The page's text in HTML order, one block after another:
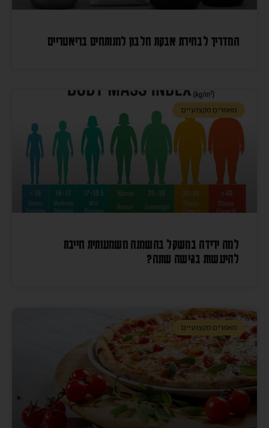
המדריך לבחירת אבקת חלבון למנותחים בריאטריים
מאמרים מקצועיים
למה ירידה במשקל בהשמנה משמעותית חייבת
להיעשות בגישה שונה?
מאמרים מקצועיים